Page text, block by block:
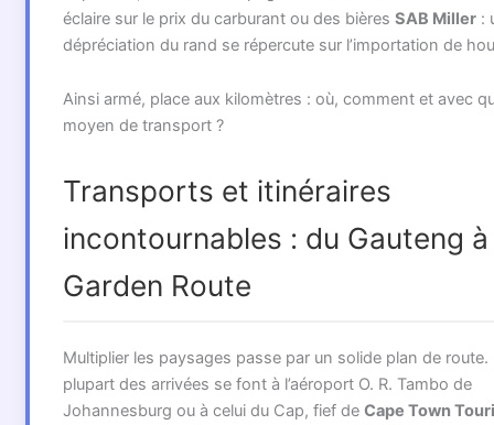
éclaire sur le prix du carburant ou des bières SAB Miller:
dépréciation du rand se répercute sur l’importation de
Ainsi armé, place aux kilomètres : où, comment et avec
moyen de transport ?
Transports et itinéraires
incontournables : du Gauteng à
Garden Route
Multiplier les paysages passe par un solide plan de route.
plupart des arrivées se font à l’aéroport O. R. Tambo de
Johannesburg ou à celui du Cap, fief de Cape Town